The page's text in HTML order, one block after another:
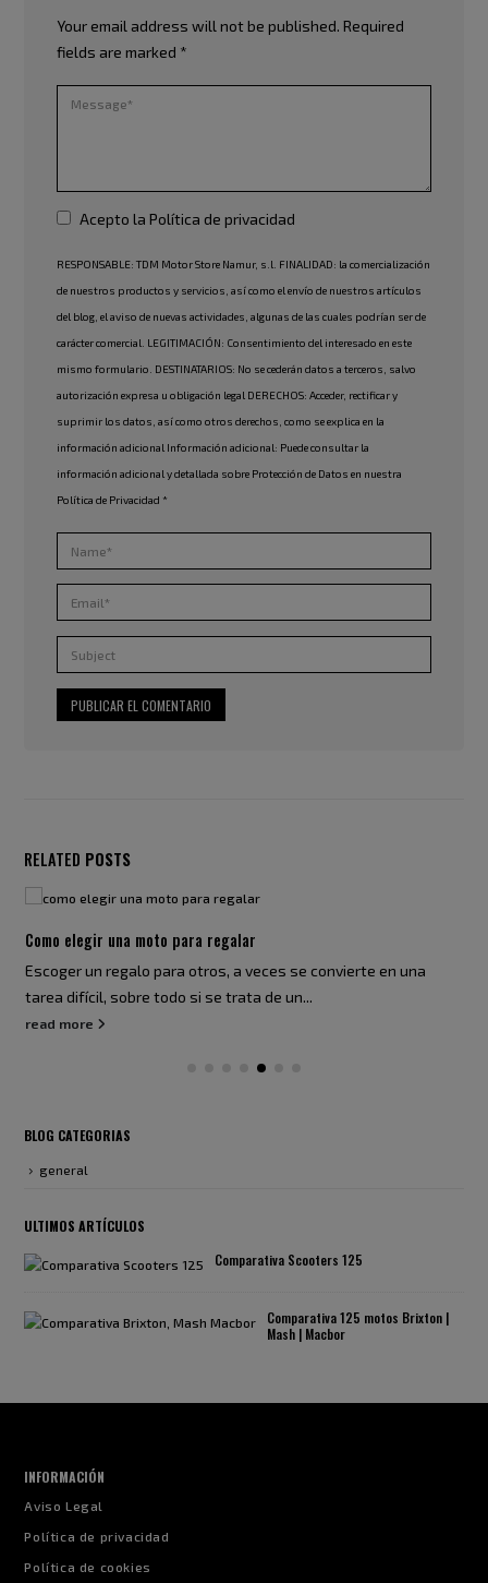
Your email address will not be published. Required
fields are marked *
Acepto laPolítica de privacidad
RESPONSABLE: TDM Motor Store Namur, s.l. FINALIDAD: la comercialización
de nuestros productos y servicios, así como el envío de nuestros artículos
del blog, el aviso de nuevas actividades, algunas de las cuales podrían ser de
carácter comercial. LEGITIMACIÓN: Consentimiento del interesado en este
mismo formulario. DESTINATARIOS: No se cederán datos a terceros, salvo
autorización expresa u obligación legal DERECHOS: Acceder, rectificar y
suprimir los datos, así como otros derechos, como se explica en la
información adicional Información adicional: Puede consultar la
información adicional y detallada sobre Protección de Datos en nuestra
Política de Privacidad *
RELATED POSTS
Como elegir una moto para regalar
Escoger un regalo para otros, a veces se convierte en una
tarea difícil, sobre todo si se trata de un...
read more
BLOG CATEGORIAS
general
ULTIMOS ARTÍCULOS
Comparativa Scooters 125
Comparativa 125 motos Brixton |
Mash | Macbor
INFORMACIÓN
Aviso Legal
Política de privacidad
Política de cookies